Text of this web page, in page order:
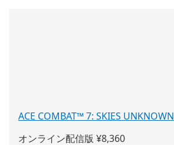
ACE COMBAT™ 7: SKIES UNKNOWN
オンライン配信版 ¥8,360